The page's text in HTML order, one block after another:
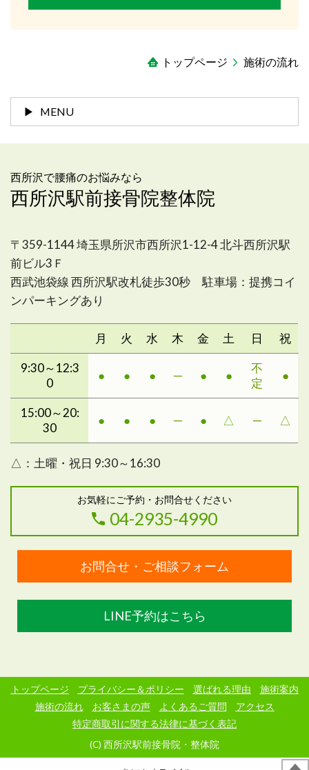
トップページ 施術の流れ
MENU
西所沢で腰痛のお悩みなら
西所沢駅前接骨院整体院
〒359-1144 埼玉県所沢市西所沢1-12-4 北斗西所沢駅
前ビル3Ｆ
西武池袋線 西所沢駅改札徒歩30秒 駐車場：提携コイ
ンパーキングあり
月 火 水 木 金 土 日 祝
9:30～12:3
0
● ● ● ─ ● ●
不
定
●
15:00～20:
30
● ● ● ─ ● △ ─ △
△： 土曜・祝日 9:30～16:30
お気軽にご予約・お問合せください
04-2935-4990
お問合せ・ご相談フォーム
LINE予約はこちら
(C) 西所沢駅前接骨院・整体院
トップページ プライバシー＆ポリシー 選ばれる理由
施術案内
施術の流れ
お客さまの声 よくあるご質問
アクセス
特定商取引に関する法律に基づく表記